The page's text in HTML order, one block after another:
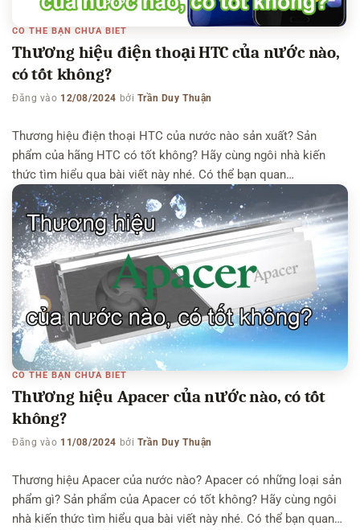
CÓ THỂ BẠN CHƯA BIẾT
Thương hiệu điện thoại HTC của nước nào,
có tốt không?
Đăng vào 12/08/2024 bởi Trần Duy Thuận
Thương hiệu điện thoại HTC của nước nào sản xuất? Sản
phẩm của hãng HTC có tốt không? Hãy cùng ngôi nhà kiến
thức tìm hiểu qua bài viết này nhé. Có thể bạn quan
tâm: Thương hiệu Logitech của nước nào, có tốt không –
Thương hiệu Ravpower của nước nào Thương hiệu HTC của
nước […]
CÓ THỂ BẠN CHƯA BIẾT
Thương hiệu Apacer của nước nào, có tốt
không?
Đăng vào 11/08/2024 bởi Trần Duy Thuận
Thương hiệu Apacer của nước nào? Apacer có những loại sản
phẩm gì? Sản phẩm của Apacer có tốt không? Hãy cùng ngôi
nhà kiến thức tìm hiểu qua bài viết này nhé. Có thể bạn quan